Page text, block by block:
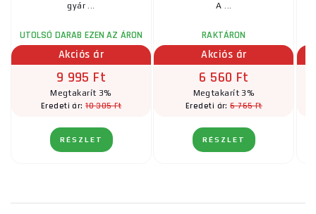
gyár ...
UTOLSÓ DARAB EZEN AZ ÁRON
Akciós ár
9 995 Ft
Megtakarít 3%
Eredeti ár:10 305 Ft
RÉSZLET
A ...
RAKTÁRON
Akciós ár
6 560 Ft
Megtakarít 3%
Eredeti ár:6 765 Ft
RÉSZLET